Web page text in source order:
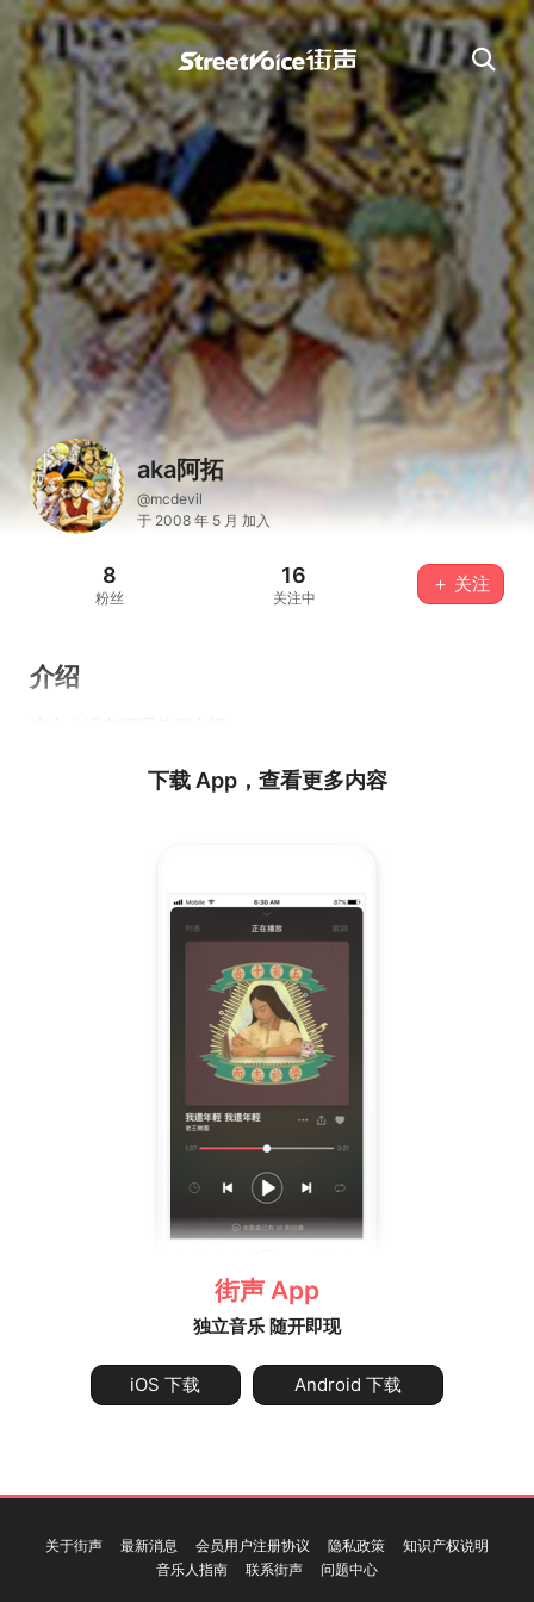
aka阿拓
@mcdevil
于 2008 年 5 月 加入
8
粉丝
16
关注中
＋ 关注
介绍
下载 App，查看更多内容
街声 App
独立音乐 随开即现
iOS 下载 Android 下载
关于街声 最新消息 会员用户注册协议 隐私政策
知识产权说明
音乐人指南
联系街声 问题中心